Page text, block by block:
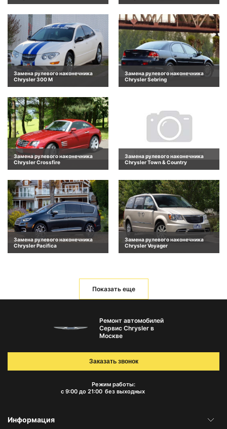
Замена рулевого наконечника
Chrysler 300 M
Замена рулевого наконечника
Chrysler Sebring
Замена рулевого наконечника
Chrysler Crossfire
Замена рулевого наконечника
Chrysler Town & Country
Замена рулевого наконечника
Chrysler Pacifica
Замена рулевого наконечника
Chrysler Voyager
Показать еще
Ремонт автомобилей
Сервис Chrysler в
Москве
Режим работы:
с 9:00 до 21:00 без выходных
Заказать звонок
Информация